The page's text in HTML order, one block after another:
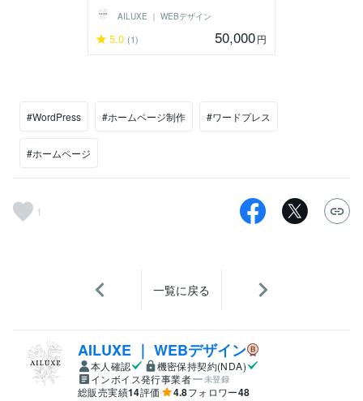
AILUXE ｜ WEBデザイン
5.0 (1) 50,000円
#WordPress #ホームページ制作 #ワードプレス
#ホームページ
1
一覧に戻る
AILUXE ｜ WEBデザイン
本人確認
機密保持契約(NDA)
インボイス発行事業者
未登録
総販売実績14評価 4.8フォロワー48